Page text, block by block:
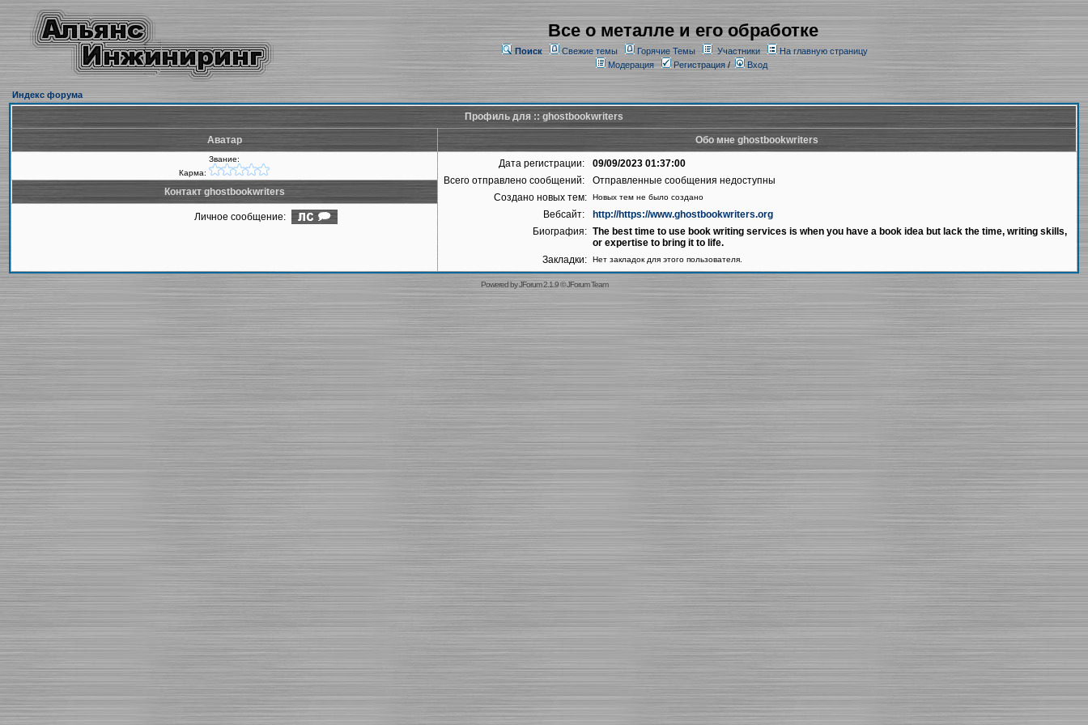
Все о металле и его обработке
Поиск Свежие темы Горячие Темы Участники
На главную страницу
Модерация
Регистрация/ Вход
Индекс форума
Профиль для :: ghostbookwriters
Аватар Обо мне ghostbookwriters
Звание:
Карма:
Дата регистрации:
09/09/2023 01:37:00
Всего отправлено сообщений:
Отправленные сообщения недоступны
Создано новых тем:
Новых тем не было создано
Вебсайт:
http://https://www.ghostbookwriters.org
Биография: The best time to use book writing services is when you have a book idea but lack the time, writing skills,
or expertise to bring it to life.
Закладки:
Нет закладок для этого пользователя.
Контакт ghostbookwriters
Личное сообщение:
Powered byJForum 2.1.9©JForum Team